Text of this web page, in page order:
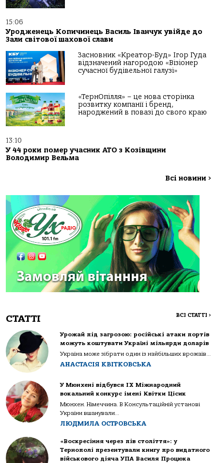
15:06
Уродженець Копичинець Василь Іванчук увійде до
Зали світової шахової слави
Засновник «Креатор-Буд» Ігор Гуда
відзначений нагородою «Візіонер
сучасної будівельної галузі»
«ТернОпілля» – це нова сторінка
розвитку компанії і бренд,
народжений в повазі до свого краю
13:10
У 44 роки помер учасник АТО з Козівщини
Володимир Вельма
Всі новини >
СТАТТІ ВСІ СТАТТІ >
Урожай під загрозою: російські атаки портів
можуть коштувати Україні мільярди доларів
Україна може зібрати один із найбільших врожаїв...
АНАСТАСІЯ КВІТКОВСЬКА
У Мюнхені відбувся IX Міжнародний
вокальний конкурс імені Квітки Цісик
Мюнхен. Німеччина. В Консультаційній установі
України вшанували...
ЛЮДМИЛА ОСТРОВСЬКА
«Воскресіння через пів століття»: у
Тернополі презентували книгу про видатного
військового діяча УПА Василя Процюка